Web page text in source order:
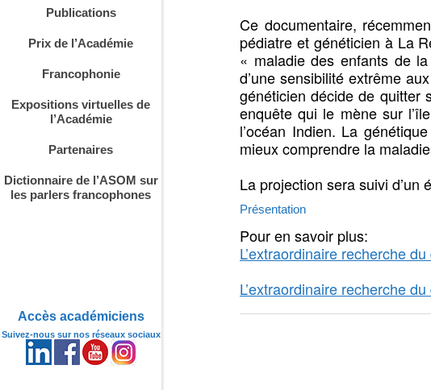
Publications
Prix de l’Académie
Francophonie
Expositions virtuelles de
l’Académie
Partenaires
Dictionnaire de l’ASOM sur
les parlers francophones
Accès académiciens
Suivez-nous sur nos réseaux sociaux
Ce documentaire,
pédiatre et généticien à La
« maladie des enfants de
d’une sensibilité extrême
généticien décide de quitter
enquête qui le mène sur
l’océan Indien. La
mieux comprendre la
La projection sera suivi d’un
Présentation
Pour en savoir plus:
L’extraordinaire recherche
L’extraordinaire recherche